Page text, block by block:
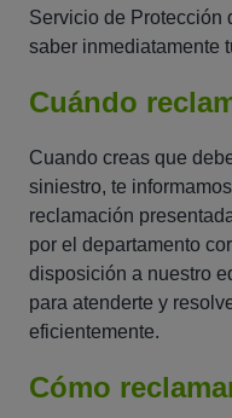
Servicio de Protección
saber inmediatamente
Cuándo
Cuando creas que
siniestro, te
reclamación
por el departamento
disposición a nuestro
para atenderte y
eficientemente.
Cómo